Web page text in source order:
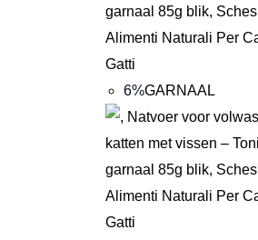
6%GARNAAL